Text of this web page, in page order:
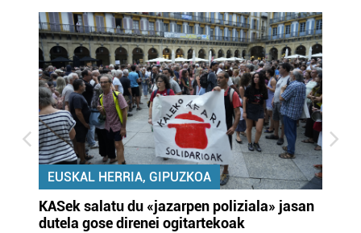
EUSKAL HERRIA, GIPUZKOA
KASek salatu du «jazarpen poliziala» jasan
dutela gose direnei ogitartekoak